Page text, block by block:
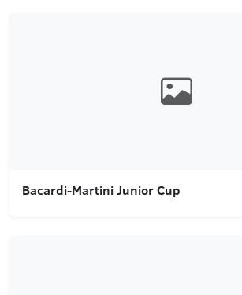
Bacardi-Martini Junior Cup